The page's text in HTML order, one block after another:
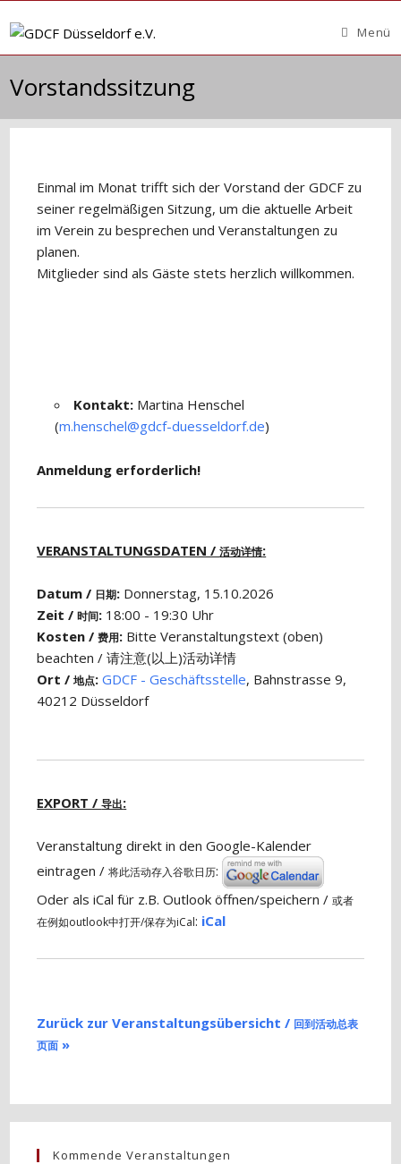
Inhalt
Menü
Vorstandssitzung
Einmal im Monat trifft sich der Vorstand der GDCF zu
seiner regelmäßigen Sitzung, um die aktuelle Arbeit
im Verein zu besprechen und Veranstaltungen zu
planen.
Mitglieder sind als Gäste stets herzlich willkommen.
Kontakt: Martina Henschel
(m.henschel@gdcf-duesseldorf.de)
Anmeldung erforderlich!
VERANSTALTUNGSDATEN /活动详情:
Datum / 日期: Donnerstag, 15.10.2026
Zeit /时间: 18:00 - 19:30 Uhr
Kosten /费用: Bitte Veranstaltungstext (oben)
beachten / 请注意(以上)活动详情
Ort /地点: GDCF - Geschäftsstelle, Bahnstrasse 9,
40212 Düsseldorf
EXPORT /导出:
Veranstaltung direkt in den Google-Kalender
eintragen /将此活动存入谷歌日历:
Oder als iCal für z.B. Outlook öffnen/speichern /或者
在例如outlook中打开/保存为iCal: iCal
Zurück zur Veranstaltungsübersicht / 回到活动总表
页面 »
Kommende Veranstaltungen